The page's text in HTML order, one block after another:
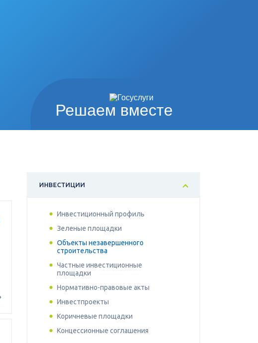
Решаем вместе
ИНВЕСТИЦИИ
Инвестиционный профиль
Зеленые площадки
Объекты незавершенного
строительства
Частные инвестиционные
площадки
Нормативно-правовые акты
Инвестпроекты
Коричневые площадки
Концессионные соглашения